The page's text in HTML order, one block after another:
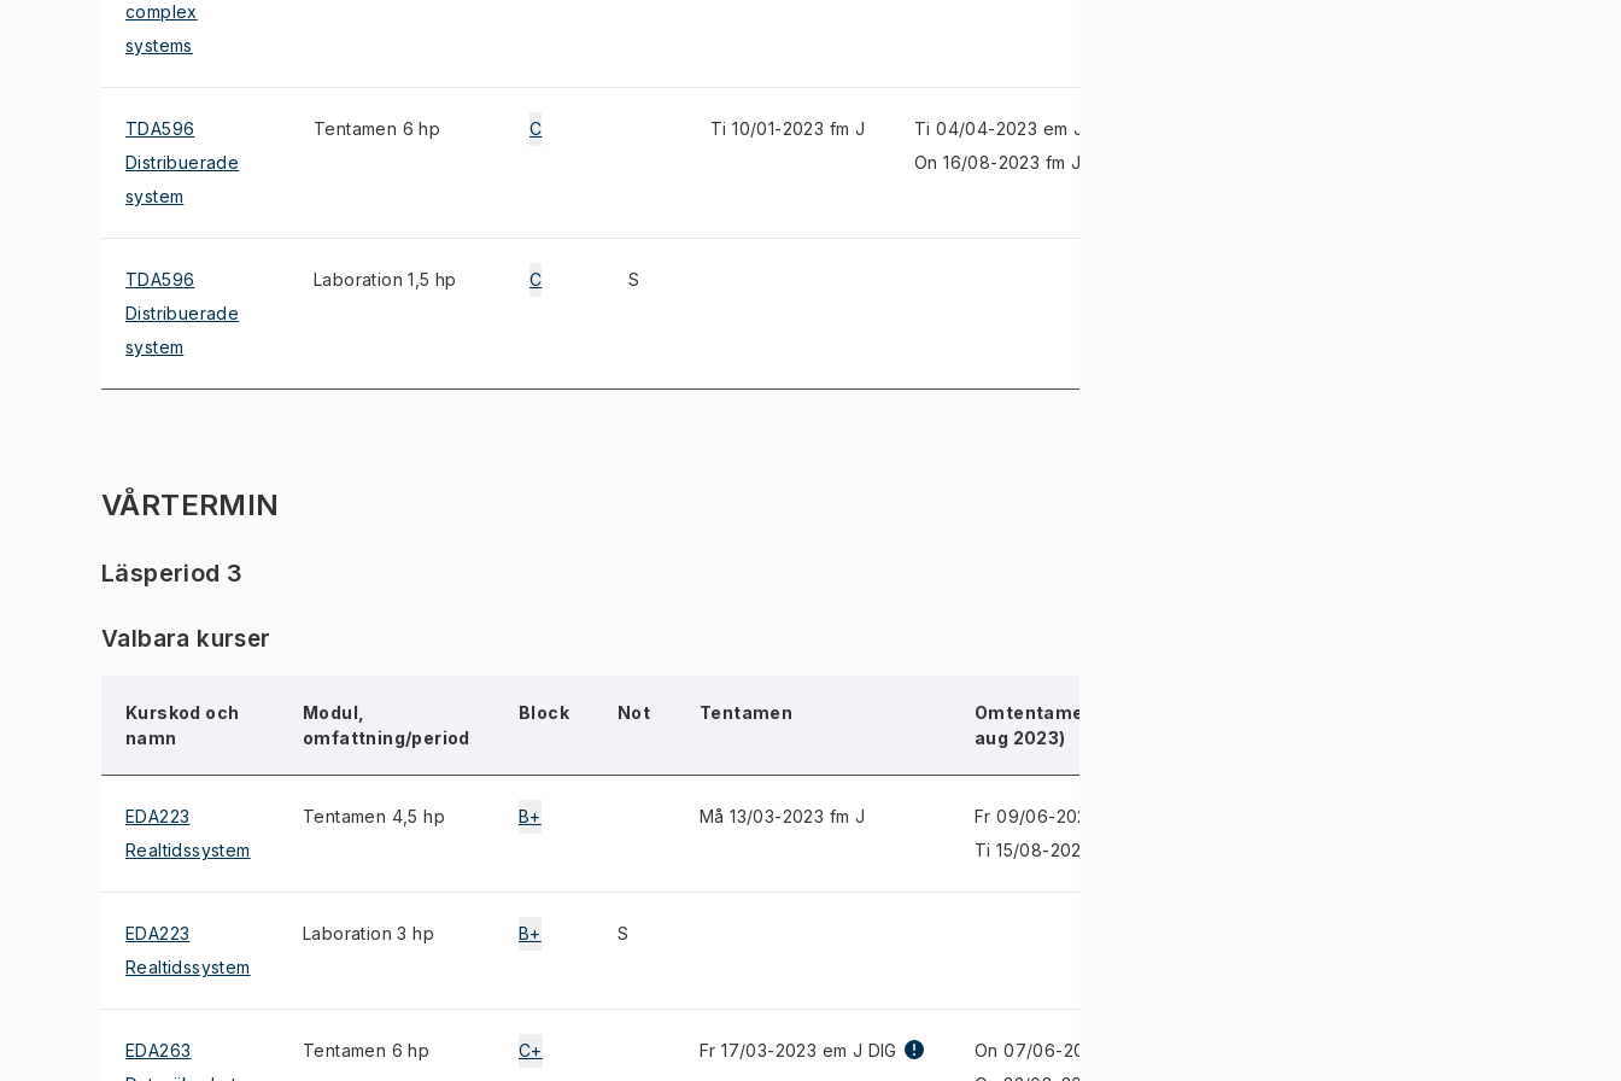
complex
systems
TDA596
Distribuerade
system
Tentamen 6 hp C Ti 10/01-2023 fm J
Ti 04/04-2023 em J
On 16/08-2023 fm J
TDA596
Distribuerade
system
Laboration 1,5 hp C S
VÅRTERMIN
Läsperiod 3
Valbara kurser
Kurskod och
namn
Modul,
omfattning/period
Block Not Tentamen
Omtentamen (okt 2022 -
aug 2023)
EDA223
Realtidssystem
Tentamen 4,5 hp B+ Må 13/03-2023 fm J
Fr 09/06-2023 em J
Ti 15/08-2023 em L
EDA223
Realtidssystem
Laboration 3 hp B+ S
EDA263
Tentamen 6 hp C+ Fr 17/03-2023 em J DIG
On 07/06-2023 em J DIG